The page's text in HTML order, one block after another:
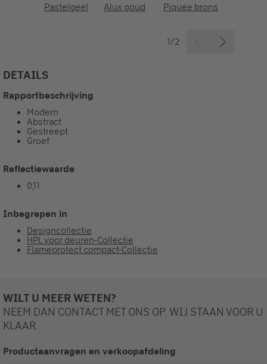
Pastelgeel Alux goud Piquée brons
1/2
DETAILS
Rapportbeschrijving
Modern
Abstract
Gestreept
Groef
Reflectiewaarde
0,11
Inbegrepen in
Designcollectie
HPL voor deuren-Collectie
Flameprotect compact-Collectie
WILT U MEER WETEN?
NEEM DAN CONTACT MET ONS OP. WIJ STAAN VOOR U
KLAAR.
Productaanvragen en verkoopafdeling